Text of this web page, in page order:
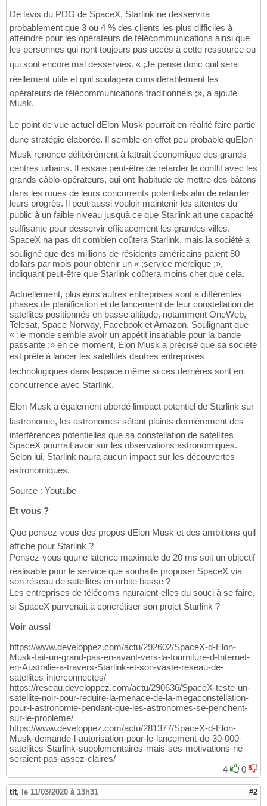
De lavis du PDG de SpaceX, Starlink ne desservira
probablement que 3 ou 4 % des clients les plus difficiles à
atteindre pour les opérateurs de télécommunications ainsi que
les personnes qui nont toujours pas accès à cette ressource ou
qui sont encore mal desservies. « ;Je pense donc quil sera
réellement utile et quil soulagera considérablement les
opérateurs de télécommunications traditionnels ;», a ajouté
Musk.
Le point de vue actuel dElon Musk pourrait en réalité faire partie
dune stratégie élaborée. Il semble en effet peu probable quElon
Musk renonce délibérément à lattrait économique des grands
centres urbains. Il essaie peut-être de retarder le conflit avec les
grands câblo-opérateurs, qui ont lhabitude de mettre des bâtons
dans les roues de leurs concurrents potentiels afin de retarder
leurs progrès. Il peut aussi vouloir maintenir les attentes du
public à un faible niveau jusquà ce que Starlink ait une capacité
suffisante pour desservir efficacement les grandes villes.
SpaceX na pas dit combien coûtera Starlink, mais la société a
souligné que des millions de résidents américains paient 80
dollars par mois pour obtenir un « ;service merdique ;»,
indiquant peut-être que Starlink coûtera moins cher que cela.
Actuellement, plusieurs autres entreprises sont à différentes
phases de planification et de lancement de leur constellation de
satellites positionnés en basse altitude, notamment OneWeb,
Telesat, Space Norway, Facebook et Amazon. Soulignant que
« ;le monde semble avoir un appétit insatiable pour la bande
passante ;» en ce moment, Elon Musk a précisé que sa société
est prête à lancer les satellites dautres entreprises
technologiques dans lespace même si ces derrières sont en
concurrence avec Starlink.
Elon Musk a également abordé limpact potentiel de Starlink sur
lastronomie, les astronomes sétant plaints dernièrement des
interférences potentielles que sa constellation de satellites
SpaceX pourrait avoir sur les observations astronomiques.
Selon lui, Starlink naura aucun impact sur les découvertes
astronomiques.
Source : Youtube
Et vous ?
Que pensez-vous des propos dElon Musk et des ambitions quil
affiche pour Starlink ?
Pensez-vous quune latence maximale de 20 ms soit un objectif
réalisable pour le service que souhaite proposer SpaceX via
son réseau de satellites en orbite basse ?
Les entreprises de télécoms nauraient-elles du souci à se faire,
si SpaceX parvenait à concrétiser son projet Starlink ?
Voir aussi
https://www.developpez.com/actu/292602/SpaceX-d-Elon-
Musk-fait-un-grand-pas-en-avant-vers-la-fourniture-d-Internet-
en-Australie-a-travers-Starlink-et-son-vaste-reseau-de-
satellites-interconnectes/
https://reseau.developpez.com/actu/290636/SpaceX-teste-un-
satellite-noir-pour-reduire-la-menace-de-la-megaconstellation-
pour-l-astronomie-pendant-que-les-astronomes-se-penchent-
sur-le-probleme/
https://www.developpez.com/actu/281377/SpaceX-d-Elon-
Musk-demande-l-autorisation-pour-le-lancement-de-30-000-
satellites-Starlink-supplementaires-mais-ses-motivations-ne-
seraient-pas-assez-claires/
4
0
tlt, le 11/03/2020 à 13h31 #2